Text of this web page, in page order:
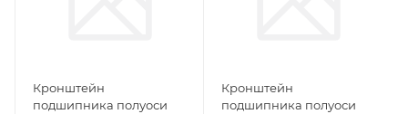
Кронштейн
подшипника полуоси
Кронштейн
подшипника полуоси